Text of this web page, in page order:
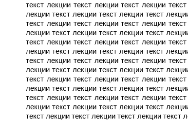
текст лекции текст лекции текст лекции
лекции текст лекции текст лекции текст
текст лекции текст лекции текст лекции
лекции текст лекции текст лекции текст
текст лекции текст лекции текст лекции
лекции текст лекции текст лекции текст
текст лекции текст лекции текст лекции
лекции текст лекции текст лекции текст
текст лекции текст лекции текст лекции
лекции текст лекции текст лекции текст
текст лекции текст лекции текст лекции
лекции текст лекции текст лекции текст
текст лекции текст лекции текст лекции текст